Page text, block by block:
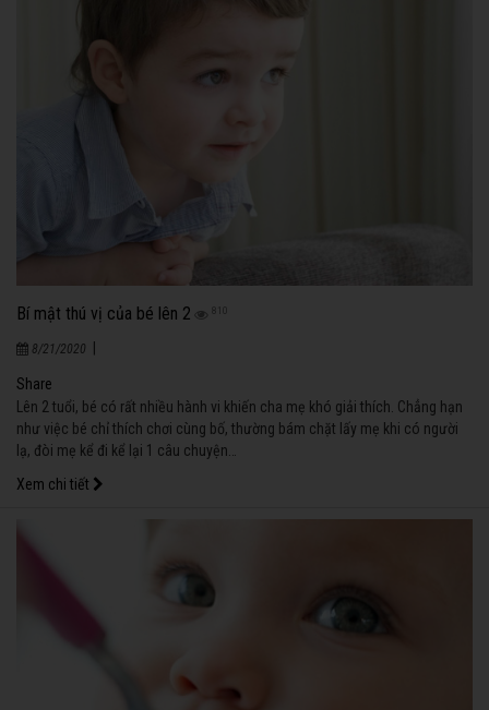
Bí mật thú vị của bé lên 2 810
8/21/2020
Share
Lên 2 tuổi, bé có rất nhiều hành vi khiến cha mẹ khó giải thích. Chẳng hạn
như việc bé chỉ thích chơi cùng bố, thường bám chặt lấy mẹ khi có người
lạ, đòi mẹ kể đi kể lại 1 câu chuyện…
Xem chi tiết